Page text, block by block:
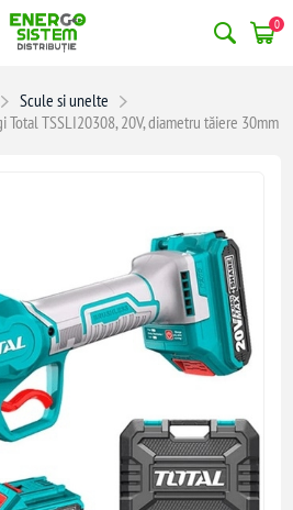
0
Scule si unelte
TSSLI20308, 20V, diametru tăiere 30mm